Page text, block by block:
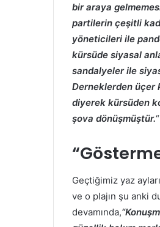
bir araya
partilerin çeşitli
yöneticileri ile
kürsüde siyasal
sandalyeler ile
Derneklerden üçer
diyerek kürsüden
şova dönüşmüştür.“
Geçtiğimiz yaz
ve o plajın şu anki
devamında,